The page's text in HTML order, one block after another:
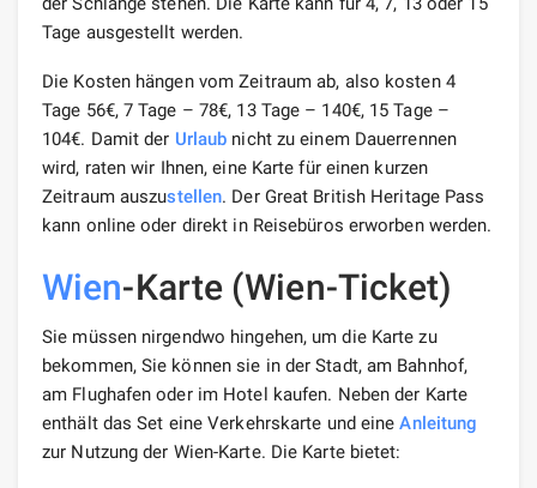
Tage ausgestellt werden.
Die Kosten hängen vom Zeitraum ab, also kosten 4
Tage 56€, 7 Tage – 78€, 13 Tage – 140€, 15 Tage –
104€. Damit der Urlaub nicht zu einem Dauerrennen
wird, raten wir Ihnen, eine Karte für einen kurzen
Zeitraum auszustellen. Der Great British Heritage Pass
kann online oder direkt in Reisebüros erworben werden.
Wien-Karte (Wien-Ticket)
Sie müssen nirgendwo hingehen, um die Karte zu
bekommen, Sie können sie in der Stadt, am Bahnhof,
am Flughafen oder im Hotel kaufen. Neben der Karte
enthält das Set eine Verkehrskarte und eineAnleitung
zur Nutzung der Wien-Karte. Die Karte bietet: